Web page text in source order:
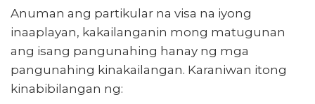
Anuman ang partikular na visa na iyong
inaaplayan, kakailanganin mong matugunan
ang isang pangunahing hanay ng mga
pangunahing kinakailangan. Karaniwan itong
kinabibilangan ng: